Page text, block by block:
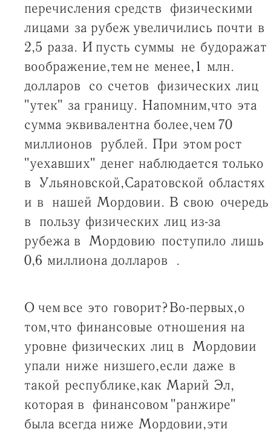
перечисления средств физическими
лицами за рубеж увеличились почти в
2,5 раза. И пусть суммы не будоражат
воображение, тем не менее, 1 млн.
долларов со счетов физических лиц
"утек" за границу. Напомним, что эта
сумма эквивалентна более, чем 70
миллионов рублей. При этом рост
"уехавших" денег наблюдается только
в Ульяновской, Саратовской областях
и в нашей Мордовии. В свою очередь
в пользу физических лиц из-за
рубежа в Мордовию поступило лишь
0,6 миллиона долларов .
О чем все это говорит? Во-первых, о
том, что финансовые отношения на
уровне физических лиц в Мордовии
упали ниже низшего, если даже в
такой республике, как Марий Эл,
которая в финансовом "ранжире"
была всегда ниже Мордовии, эти